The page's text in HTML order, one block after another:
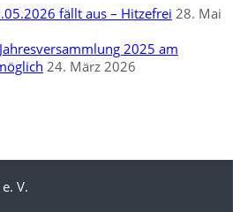
fällt aus – Hitzefrei 28. Mai
2025 am
24. März 2026
V.